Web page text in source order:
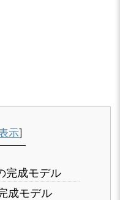
示]
完成モデル
成モデル